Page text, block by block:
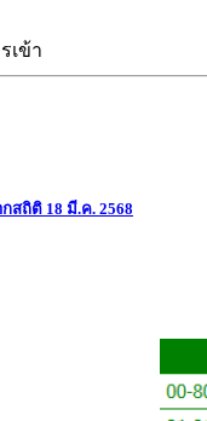
เข้า
สถิติ 18 มี.ค. 2568